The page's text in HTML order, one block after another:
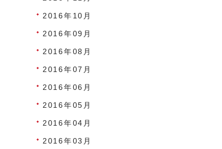
2016年10月
2016年09月
2016年08月
2016年07月
2016年06月
2016年05月
2016年04月
2016年03月